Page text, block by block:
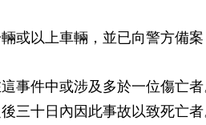
或以上車輛，並已向警方備
事件中或涉及多於一位傷亡者
三十日內因此事故以致死亡者